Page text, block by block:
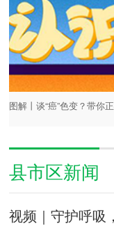
图解丨谈“癌”色变？带你
县市区新闻
视频｜守护呼吸